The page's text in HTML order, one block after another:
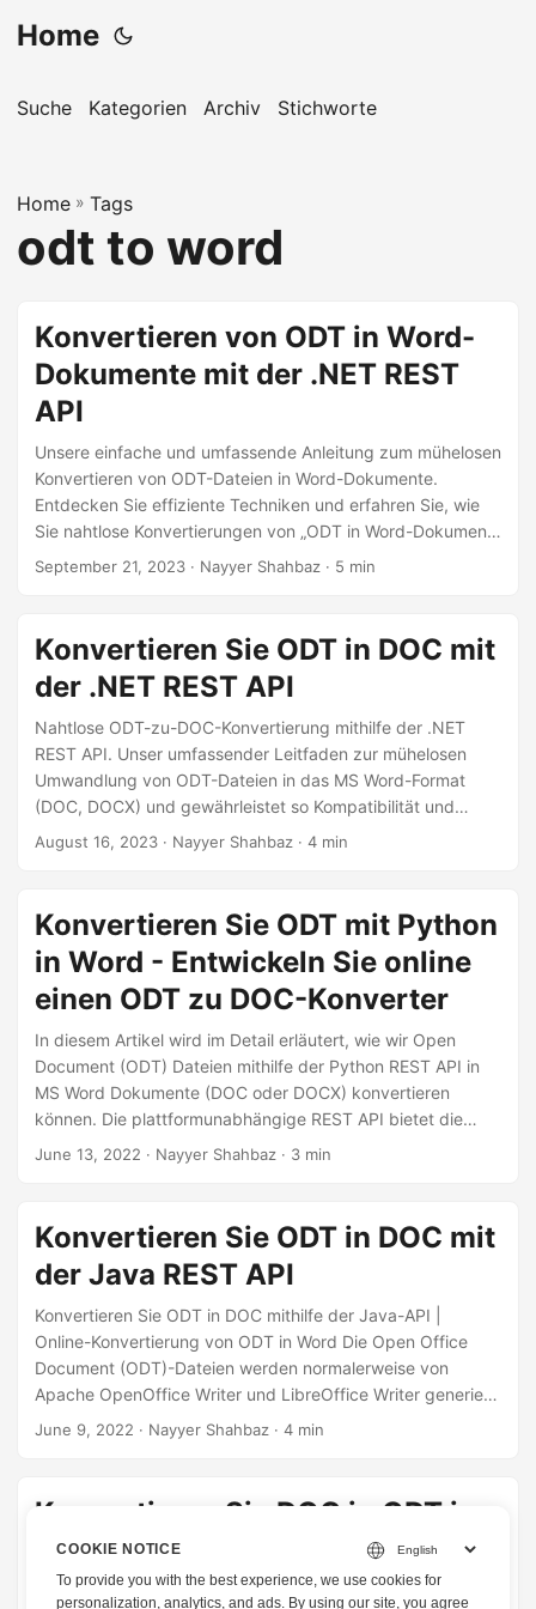
Home
Suche Kategorien Archiv Stichworte
Home » Tags
odt to word
Konvertieren von ODT in Word-
Dokumente mit der .NET REST
API
Unsere einfache und umfassende Anleitung zum mühelosen
Konvertieren von ODT-Dateien in Word-Dokumente.
Entdecken Sie effiziente Techniken und erfahren Sie, wie
Sie nahtlose Konvertierungen von „ODT in Word-Dokument“
und „ODT in DOCX“ erreichen. Lernen Sie die Vor- und
und Zugänglichkeit von Dokumenten zu verbessern.
September 21, 2023 · Nayyer Shahbaz · 5 min
Konvertieren Sie ODT in DOC mit
der .NET REST API
Nahtlose ODT-zu-DOC-Konvertierung mithilfe der .NET
REST API. Unser umfassender Leitfaden zur mühelosen
Umwandlung von ODT-Dateien in das MS Word-Format
(DOC, DOCX) und gewährleistet so Kompatibilität und
professionelle Formatierung.
August 16, 2023 · Nayyer Shahbaz · 4 min
Konvertieren Sie ODT mit Python
in Word - Entwickeln Sie online
einen ODT zu DOC-Konverter
In diesem Artikel wird im Detail erläutert, wie wir Open
Document (ODT) Dateien mithilfe der Python REST API in
MS Word Dokumente (DOC oder DOCX) konvertieren
können. Die plattformunabhängige REST API bietet die
Möglichkeit, Dokumentkonvertierungen ganz einfach
June 13, 2022 · Nayyer Shahbaz · 3 min
Konvertieren Sie ODT in DOC mit
der Java REST API
Konvertieren Sie ODT in DOC mithilfe der Java-API |
Online-Konvertierung von ODT in Word Die Open Office
Document (ODT)-Dateien werden normalerweise von
Apache OpenOffice Writer und LibreOffice Writer generiert.
Sie ähneln DOC, DOCX usw. Dateien, die von MS Word und
Funktionen sind in .odt-Dateien nicht verfügbar, und Word-
kompatibel. In diesem Artikel werden wir also die Details
zur Konvertierung von ODT in DOC mit Java SDK
besprechen.
June 9, 2022 · Nayyer Shahbaz · 4 min
Konvertieren Sie DOC in ODT in
C#
In diesem Artikel wird ausführlich erläutert, wie Sie MS
COOKIE NOTICE
To provide you with the best experience, we use cookies for
personalization, analytics, and ads. By using our site, you agree